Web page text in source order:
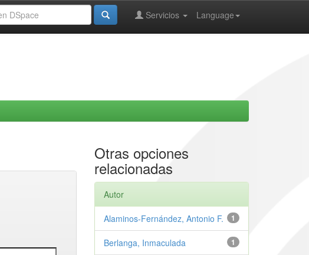
Language
Servicios
Otras opciones
relacionadas
Autor
1
Alaminos-Fernández, Antonio F.
1
Berlanga, Inmaculada